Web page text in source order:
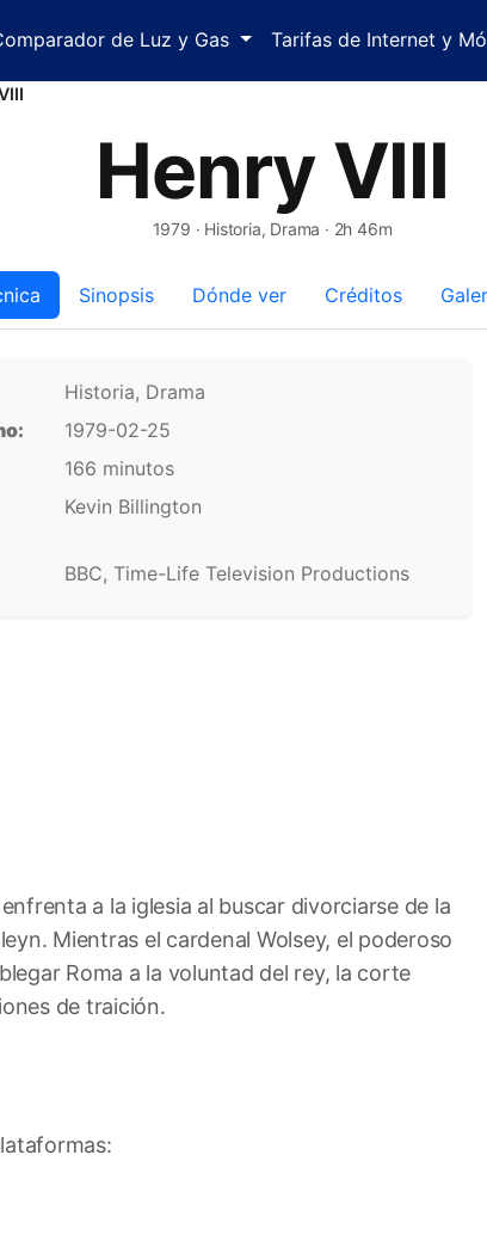
de Luz y Gas Tarifas de Internet y
Henry VIII
1979 · Historia, Drama · 2h 46m
Sinopsis Dónde ver Créditos
Historia, Drama
1979-02-25
166 minutos
Kevin Billington
BBC, Time-Life Television Productions
a la iglesia al buscar divorciarse de la
Mientras el cardenal Wolsey, el poderoso
Roma a la voluntad del rey, la corte
de traición.